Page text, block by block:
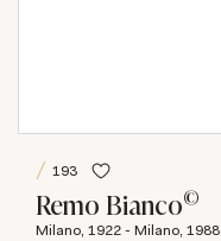
193
Remo Bianco©
Milano, 1922 - Milano, 1988